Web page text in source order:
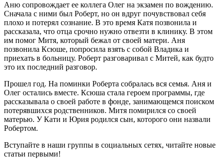
Аню сопровождает ее коллега Олег на экзамен по вождению.
Сначала с ними был Роберт, но он вдруг почувствовал себя
плохо и потерял сознание. В это время Катя позвонила и
рассказала, что отца срочно нужно отвезти в клинику. В этом
им помог Митя, который бежал от своей матери. Аня
позвонила Ксюше, попросила взять с собой Владика и
приехать в больницу. Роберт разговаривал с Митей, как будто
это их последний разговор.
Прошел год. На поминки Роберта собралась вся семья. Аня и
Олег остались вместе. Ксюша стала героем программы, где
рассказывала о своей работе в фонде, занимающемся поиском
потерявшихся родственников. Митя помирился со своей
матерью. У Кати и Юрия родился сын, которого они назвали
Робертом.
Вступайте в наши группы в социальных сетях, читайте новые
статьи первыми!